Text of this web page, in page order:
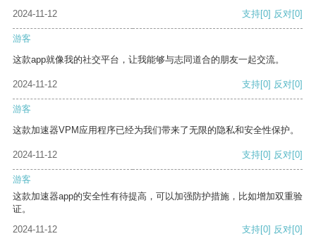
2024-11-12
支持[0] 反对[0]
游客
这款app就像我的社交平台，让我能够与志同道合的朋友一起交流。
2024-11-12 支持[0] 反对[0]
游客
这款加速器VPM应用程序已经为我们带来了无限的隐私和安全性保护。
2024-11-12 支持[0] 反对[0]
游客
这款加速器app的安全性有待提高，可以加强防护措施，比如增加双重验
证。
2024-11-12
支持[0] 反对[0]